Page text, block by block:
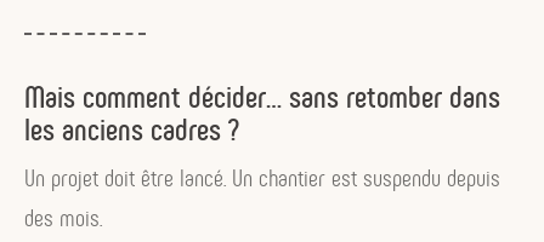
Mais comment décider… sans retomber dans
les anciens cadres ?
Un projet doit être lancé. Un chantier est suspendu depuis
des mois.